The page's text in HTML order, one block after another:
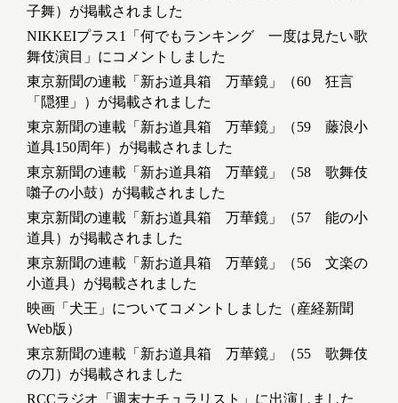
子舞）が掲載されました
NIKKEIプラス1「何でもランキング 一度は見たい歌
舞伎演目」にコメントしました
東京新聞の連載「新お道具箱 万華鏡」（60 狂言
「隠狸」）が掲載されました
東京新聞の連載「新お道具箱 万華鏡」（59 藤浪小
道具150周年）が掲載されました
東京新聞の連載「新お道具箱 万華鏡」（58 歌舞伎
囃子の小鼓）が掲載されました
東京新聞の連載「新お道具箱 万華鏡」（57 能の小
道具）が掲載されました
東京新聞の連載「新お道具箱 万華鏡」（56 文楽の
小道具）が掲載されました
映画「犬王」についてコメントしました（産経新聞
Web版）
東京新聞の連載「新お道具箱 万華鏡」（55 歌舞伎
の刀）が掲載されました
RCCラジオ「週末ナチュラリスト」に出演しました